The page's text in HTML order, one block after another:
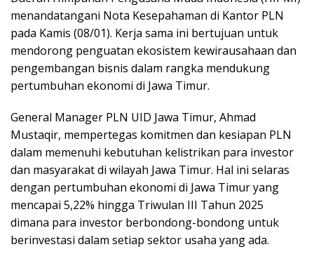
menandatangani Nota Kesepahaman di Kantor PLN
pada Kamis (08/01). Kerja sama ini bertujuan untuk
mendorong penguatan ekosistem kewirausahaan dan
pengembangan bisnis dalam rangka mendukung
pertumbuhan ekonomi di Jawa Timur.
General Manager PLN UID Jawa Timur, Ahmad
Mustaqir, mempertegas komitmen dan kesiapan PLN
dalam memenuhi kebutuhan kelistrikan para investor
dan masyarakat di wilayah Jawa Timur. Hal ini selaras
dengan pertumbuhan ekonomi di Jawa Timur yang
mencapai 5,22% hingga Triwulan III Tahun 2025
dimana para investor berbondong-bondong untuk
berinvestasi dalam setiap sektor usaha yang ada.